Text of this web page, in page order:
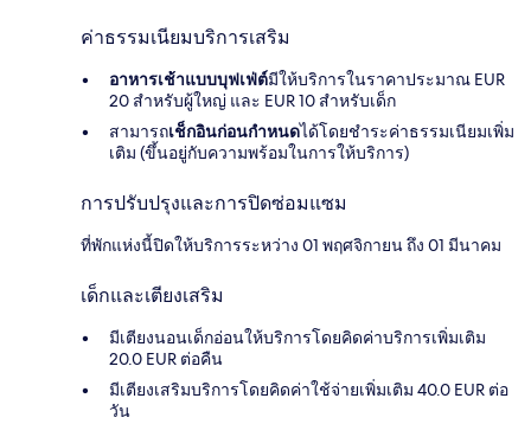
ค่าธรรมเนียมบริการเสริม
อาหารเช้าแบบบุฟเฟ่ต์มีให้บริการในราคาประมาณ EUR
20 สำหรับผู้ใหญ่ และ EUR 10 สำหรับเด็ก
สามารถเช็กอินก่อนกำหนดได้โดยชำระค่าธรรมเนียมเพิ่ม
เติม (ขึ้นอยู่กับความพร้อมในการให้บริการ)
การปรับปรุงและการปิดซ่อมแซม
ที่พักแห่งนี้ปิดให้บริการระหว่าง 01 พฤศจิกายน ถึง 01 มีนาคม
เด็กและเตียงเสริม
มีเตียงนอนเด็กอ่อนให้บริการโดยคิดค่าบริการเพิ่มเติม
20.0 EUR ต่อคืน
มีเตียงเสริมบริการโดยคิดค่าใช้จ่ายเพิ่มเติม 40.0 EUR ต่อ
วัน